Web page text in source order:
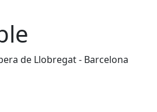
de Llobregat - Barcelona